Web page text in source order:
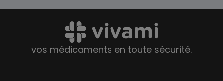
vos médicaments en toute sécurité.